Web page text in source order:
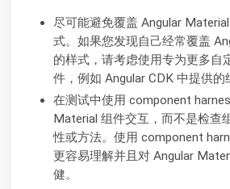
尽可能避免覆盖 Angular
式。如果您发现自己经常覆盖
的样式，请考虑使用专为更多自
件，例如 Angular CDK 中提供的
在测试中使用 component
Material 组件交互，而不是检查
性或方法。使用 component
更容易理解并且对 Angular
健。